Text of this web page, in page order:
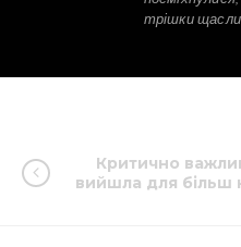
трішки
Критично
вийшла для більш